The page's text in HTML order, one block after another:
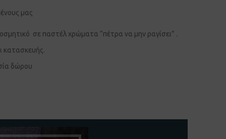
μας
σε παστέλ χρώματα “πέτρα να μην ραγίσει” .
κατασκευής.
δώρου